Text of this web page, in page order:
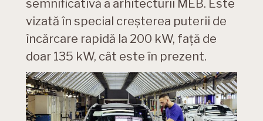
semnificativă a arhitecturii MEB. Este
vizată în special creșterea puterii de
încărcare rapidă la 200 kW, față de
doar 135 kW, cât este în prezent.